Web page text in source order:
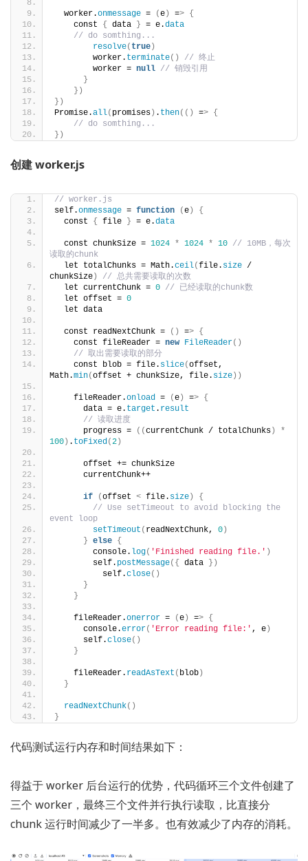
  worker.
onmessage = (e ) => {
    const
{ data } = e.data
// do somthing...
resolve( true )
        worker.
terminate()
// 终止
        worker =
null // 销毁引用
}
})
})
Promise.all( promises ) . then(() => {
// do somthing...
})
创建 worker.js
// worker.js
self.onmessage = function (e )
{
  const
{ file } = e.data
  const chunkSize =
1024 * 1024 * 10 // 10MB，每次
读取的chunk
  let totalChunks = Math.
ceil(file. size /
chunkSize )
// 总共需要读取的次数
  let currentChunk =
0 // 已经读取的chunk数
  let offset =
0
  let data
  const readNextChunk =
() => {
    const fileReader =
new FileReader()
// 取出需要读取的部分
    const blob = file.
slice(offset,
Math.min(offset + chunkSize, file. size ))
    fileReader.
onload = (e ) => {
      data = e.
target . result
// 读取进度
      progress =
((currentChunk / totalChunks )
*
100 ) . toFixed(2 )
      offset += chunkSize
      currentChunk++
if (offset < file. size )
{
// Use setTimeout to avoid blocking the
event loop
setTimeout ( readNextChunk, 0 )
} else {
        console.
log( 'Finished reading file.' )
        self.
postMessage({ data
})
          self.
close()
}
}
    fileReader.
onerror = (e ) => {
      console.
error( 'Error reading file:' , e )
      self.
close()
}
    fileReader.
readAsText ( blob )
}
readNextChunk()
}
代码测试运行内存和时间结果如下：
得益于 worker 后台运行的优势，代码循环三个文件创建了
三个 worker，最终三个文件并行执行读取，比直接分
chunk 运行时间减少了一半多。也有效减少了内存的消耗。